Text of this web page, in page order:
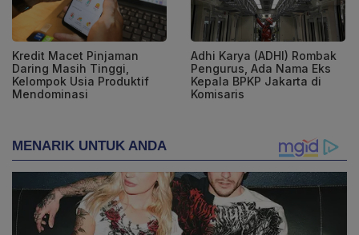
Kredit Macet Pinjaman
Daring Masih Tinggi,
Kelompok Usia Produktif
Mendominasi
Adhi Karya (ADHI) Rombak
Pengurus, Ada Nama Eks
Kepala BPKP Jakarta di
Komisaris